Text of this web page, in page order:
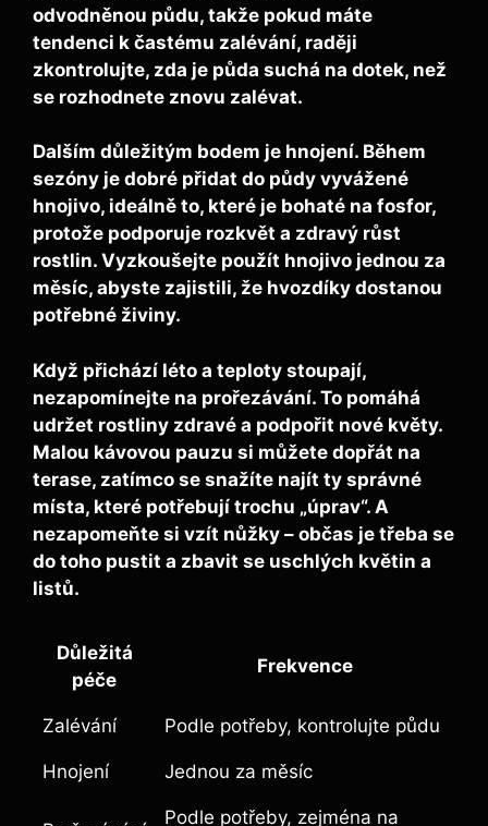
odvodněnou půdu, takže pokud máte
tendenci k častému zalévání, raději
zkontrolujte, zda je půda suchá na dotek, než
se rozhodnete znovu zalévat.
Dalším důležitým bodem je hnojení. Během
sezóny je dobré přidat do půdy vyvážené
hnojivo, ideálně to, které je bohaté na fosfor,
protože podporuje rozkvět a zdravý růst
rostlin. Vyzkoušejte použít hnojivo jednou za
měsíc, abyste zajistili, že hvozdíky dostanou
potřebné živiny.
Když přichází léto a teploty stoupají,
nezapomínejte na prořezávání. To pomáhá
udržet rostliny zdravé a podpořit nové květy.
Malou kávovou pauzu si můžete dopřát na
terase, zatímco se snažíte najít ty správné
místa, které potřebují trochu „úprav“. A
nezapomeňte si vzít nůžky – občas je třeba se
do toho pustit a zbavit se uschlých květin a
listů.
Důležitá
péče
Frekvence
Zalévání Podle potřeby, kontrolujte půdu
Hnojení Jednou za měsíc
Podle potřeby, zejména na